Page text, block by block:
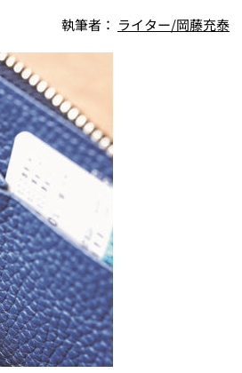
執筆者： ライター/岡藤充泰